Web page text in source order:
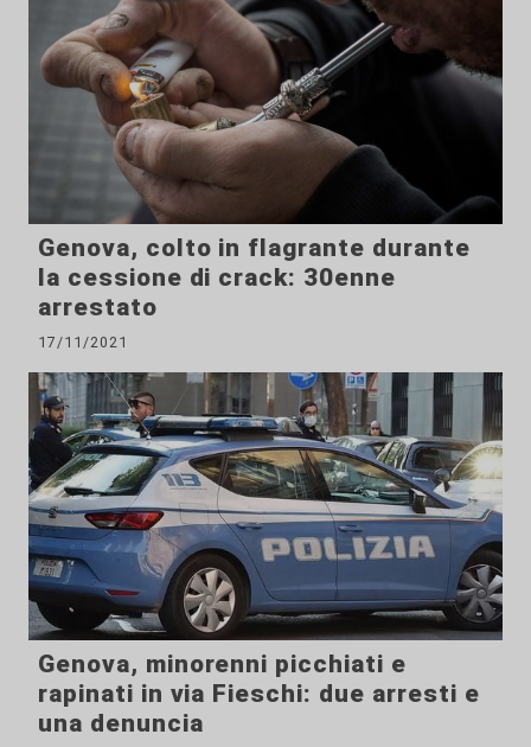
Genova, colto in flagrante durante
la cessione di crack: 30enne
arrestato
17/11/2021
Genova, minorenni picchiati e
rapinati in via Fieschi: due arresti e
una denuncia